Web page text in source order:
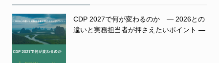
CDP 2027で何が変わるのか ― 2026との
違いと実務担当者が押さえたいポイント ―